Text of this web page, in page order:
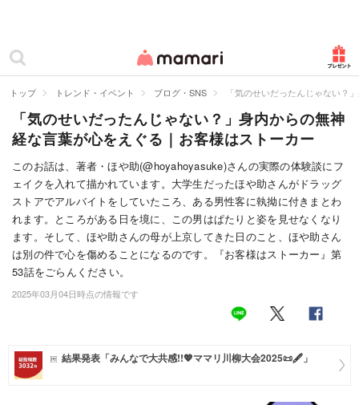
ママリ
カテゴリー一覧
妊娠
出産
赤ちゃん・育児
子育て・家族
病院
住まい
トップ トレンド・イベント ブログ・SNS 「気のせいだったんじゃない？
「気のせいだったんじゃない？」身内からの無神
経な言葉が心をえぐる｜お客様はストーカー
このお話は、著者・ほや助(@hoyahoyasuke)さんの実際の体験談にフ
ェイクを入れて描かれています。大学生だったほや助さんがドラッグ
ストアでアルバイトをしていたころ、ある男性客に執拗に付きまとわ
れます。ところがある日を境に、この男はぱたりと姿を見せなくなり
ます。そして、ほや助さんの母が上京してきた日のこと、ほや助さん
は別の件で心を傷めることになるのです。『お客様はストーカー』第
53話をごらんください。
2025年03月04日時点の情報です
結果発表「みんなで大共感!!💖ママリ川柳大会2025📜🖋️」